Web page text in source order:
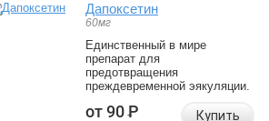
Дапоксетин
60мг
Единственный в мире
препарат для
предотвращения
преждевременной эякуляции.
от 90Р Купить